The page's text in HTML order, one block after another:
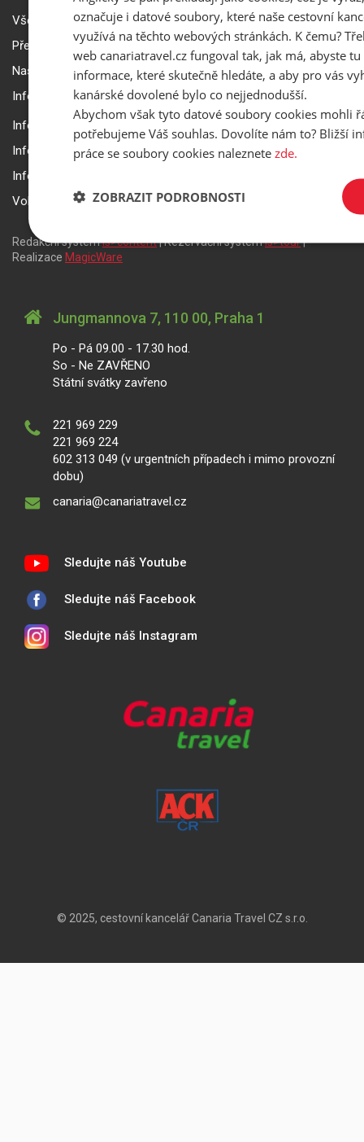
Všeobecné smluvní podmínky a reklamační řád
Přepravní podmínky Smartwings
Nastavení a ochrana soukromí
Informace k rezervaci zájezdu
Informace k pojištění
Informace k letecké přepravě
Informace k ubytování a pobytu
Volitelné doplňkové služby
Redakční systémis>content| Rezervační systémis>tour|
Realizace MagicWare
Jungmannova 7, 110 00, Praha 1
Po - Pá 09.00 - 17.30 hod.
So - Ne ZAVŘENO
Státní svátky zavřeno
221 969 229
221 969 224
602 313 049 (v urgentních případech i mimo provozní
dobu)
canaria@canariatravel.cz
Sledujte náš Youtube
Sledujte náš Facebook
Sledujte náš Instagram
© 2025, cestovní kancelář Canaria Travel CZ s.r.o.
označuje i datové soubory, které naše cestovní
využívá na těchto webových stránkách. K čemu?
web canariatravel.cz fungoval tak, jak má, abyste
informace, které skutečně hledáte, a aby pro vás
kanárské dovolené bylo co nejjednodušší.
Abychom však tyto datové soubory cookies mohli
potřebujeme Váš souhlas. Dovolíte nám to? Bližší
práce se soubory cookies naleznete zde.
ZOBRAZIT PODROBNOSTI